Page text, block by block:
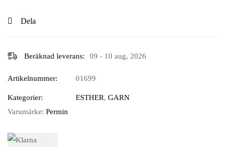
Dela
Beräknad leverans: 09 - 10 aug, 2026
Artikelnummer: 01699
Kategorier: ESTHER, GARN
Varumärke: Permin